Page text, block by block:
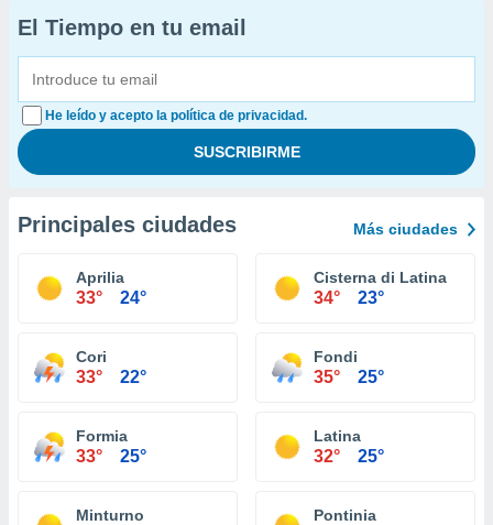
El Tiempo en tu email
He leído y acepto la política de privacidad.
Principales ciudades Más ciudades
Aprilia
33° 24°
Cisterna di Latina
34° 23°
Cori
33° 22°
Fondi
35° 25°
Formia
33° 25°
Latina
32° 25°
Minturno Pontinia